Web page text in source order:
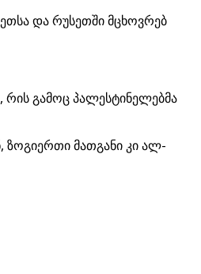
და რუსეთში მცხოვრებ
გამოც პალესტინელებმა
ზოგიერთი მათგანი კი ალ-